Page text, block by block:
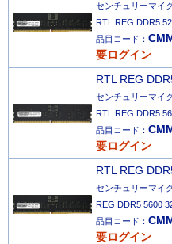
センチュリーマイ
RTL REG DDR5
品目コード：
要ログイン
RTL REG
センチュリーマイ
RTL REG DDR5
品目コード：
要ログイン
RTL REG
センチュリーマイ
REG DDR5 5600
品目コード：
要ログイン